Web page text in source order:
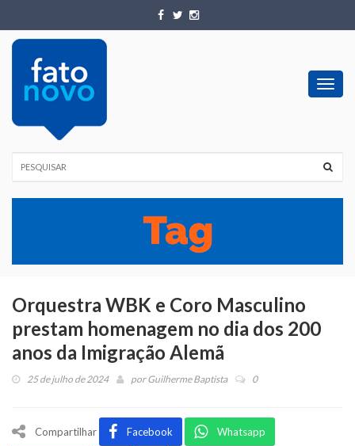
Orquestra WBK e Coro Masculino
prestam homenagem no dia dos 200
anos da Imigração Alemã
25 de julho de 2024 porGuilherme Baptista 0
Compartilhar Facebook Whatsapp